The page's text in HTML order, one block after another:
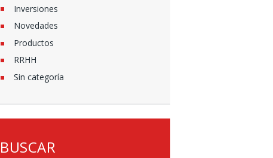
Inversiones
Novedades
Productos
RRHH
Sin categoría
BUSCAR